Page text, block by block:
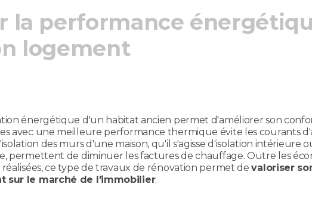
la performance
logement
énergétique d'un habitat ancien permet d'améliorer son
avec une meilleure performance thermique évite les courants
des murs d'une maison, qu'il s'agisse d'isolation intérieure
permettent de diminuer les factures de chauffage. Outre les
ce type de travaux de rénovation permet devaloriser
sur le marché de l'immobilier.